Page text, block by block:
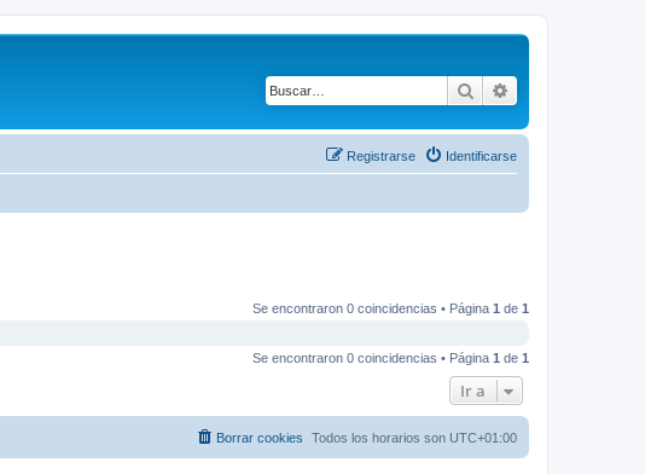
Buscar
Identificarse
Registrarse
Se encontraron 0 coincidencias • Página 1 de 1
Se encontraron 0 coincidencias • Página 1 de 1
Ir a
Todos los horarios son UTC+01:00
Borrar cookies